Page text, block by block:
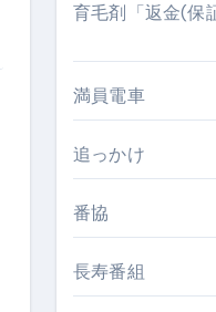
室に最適解を出す快眠
体幹”を育てる選び方＆
実現する究極の旅術
新しいサプリ体験
育毛剤「返金(保
満員電車
追っかけ
番協
長寿番組